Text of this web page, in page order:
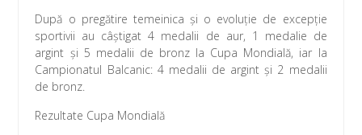
După o pregătire temeinica și o evoluție de excepție
sportivii au câștigat 4 medalii de aur, 1 medalie de
argint și 5 medalii de bronz la Cupa Mondială, iar la
Campionatul Balcanic: 4 medalii de argint și 2 medalii
de bronz.
Rezultate Cupa Mondială